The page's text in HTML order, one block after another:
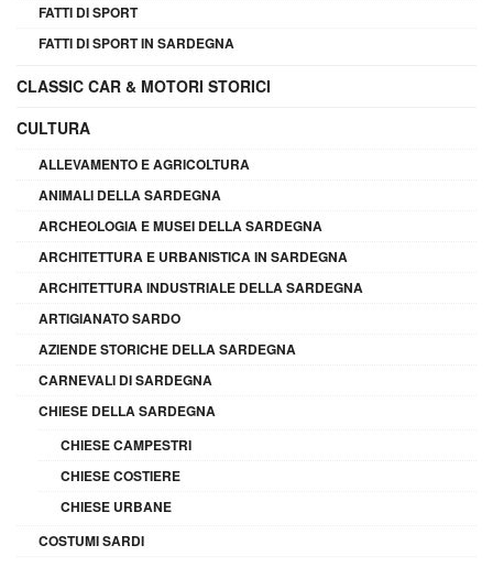
FATTI DI SPORT
FATTI DI SPORT IN SARDEGNA
CLASSIC CAR & MOTORI STORICI
CULTURA
ALLEVAMENTO E AGRICOLTURA
ANIMALI DELLA SARDEGNA
ARCHEOLOGIA E MUSEI DELLA SARDEGNA
ARCHITETTURA E URBANISTICA IN SARDEGNA
ARCHITETTURA INDUSTRIALE DELLA SARDEGNA
ARTIGIANATO SARDO
AZIENDE STORICHE DELLA SARDEGNA
CARNEVALI DI SARDEGNA
CHIESE DELLA SARDEGNA
CHIESE CAMPESTRI
CHIESE COSTIERE
CHIESE URBANE
COSTUMI SARDI